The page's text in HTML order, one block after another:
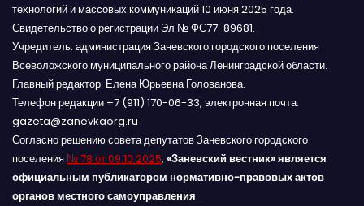
технологий и массовых коммуникаций 10 июня 2025 года.
Свидетельство о регистрации Эл № ФС77-89681.
Учредитель: администрация Заневского городского поселения
Всеволожского муниципального района Ленинградской области.
Главный редактор: Елена Юрьевна Голованова.
Телефон редакции +7 (911) 170-06-33, электронная почта:
gazeta@zanevkaorg.ru
Согласно решению совета депутатов Заневского городского
поселения № 78 от 09.10.2025, «Заневский вестник» является
официальным публикатором нормативно-правовых актов
органов местного самоуправления.